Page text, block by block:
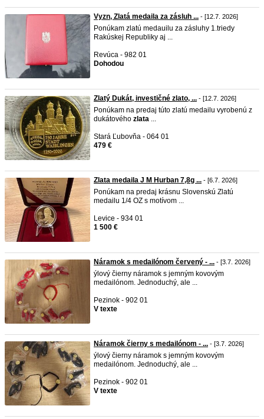
Vyzn, Zlatá medaila za zásluh ... - [12.7. 2026]
Ponúkam zlatú medauilu za zásluhy 1.triedy
Rakúskej Republiky aj ...
Revúca - 982 01
Dohodou
Zlatý Dukát, investičné zlato, ... - [12.7. 2026]
Ponúkam na predaj túto zlatú medailu vyrobenú z
dukátového zlata ...
Stará Ľubovňa - 064 01
479 €
Zlata medaila J M Hurban 7,8g ... - [6.7. 2026]
Ponúkam na predaj krásnu Slovenskú Zlatú
medailu 1/4 OZ s motívom ...
Levice - 934 01
1 500 €
Náramok s medailónom červený - ... - [3.7. 2026]
ýlový čierny náramok s jemným kovovým
medailónom. Jednoduchý, ale ...
Pezinok - 902 01
V texte
Náramok čierny s medailónom - ... - [3.7. 2026]
ýlový čierny náramok s jemným kovovým
medailónom. Jednoduchý, ale ...
Pezinok - 902 01
V texte